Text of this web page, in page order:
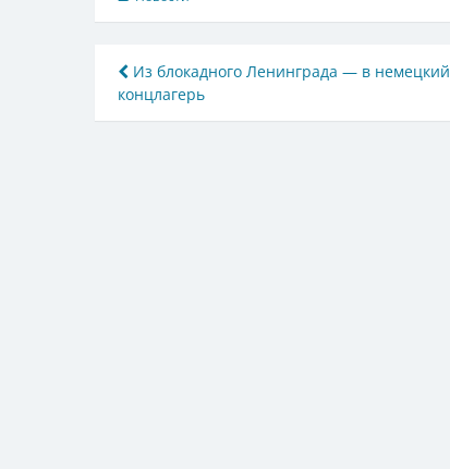
Навигация
по
Из блокадного Ленинграда — в немецкий
концлагерь